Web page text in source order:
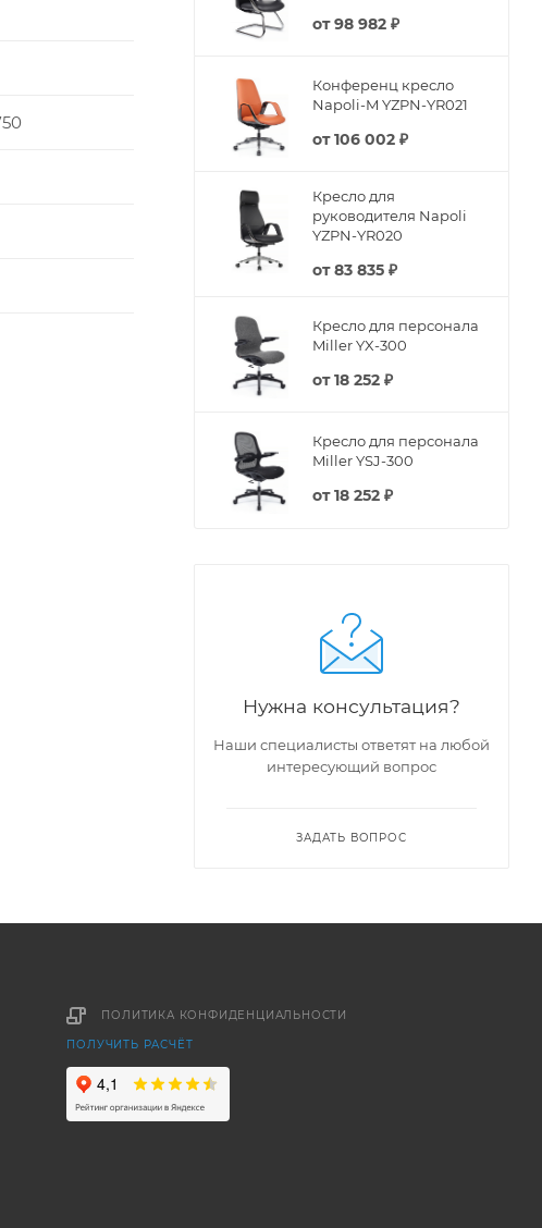
от98 982 ₽
Конференц кресло
Napoli-M YZPN-YR021
от106 002 ₽
Кресло для
руководителя Napoli
YZPN-YR020
от83 835 ₽
Кресло для персонала
Miller YX-300
от18 252 ₽
Кресло для персонала
Miller YSJ-300
от18 252 ₽
Нужна консультация?
Наши специалисты ответят на любой
интересующий вопрос
ЗАДАТЬ ВОПРОС
ПОЛИТИКА КОНФИДЕНЦИАЛЬНОСТИ
ПОЛУЧИТЬ РАСЧЁТ